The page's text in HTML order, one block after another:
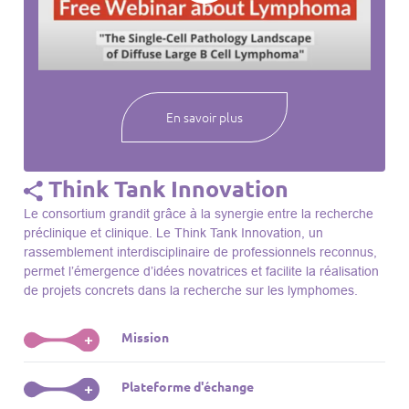
webinaires à venir, des séances précédentes et joignez-vous
notre compréhension des lymphomes et des maladies
En savoir plus
Think Tank Innovation
Le consortium grandit grâce à la synergie entre la recherche
préclinique et clinique. Le Think Tank Innovation, un
rassemblement interdisciplinaire de professionnels reconnus,
permet l’émergence d’idées novatrices et facilite la réalisation
de projets concrets dans la recherche sur les lymphomes.
+ Mission
Le Think Tank initie des projets, façonne des initiatives de
R&D, identifie des porteurs et promeut l’unité parmi les
+ Plateforme d'échange